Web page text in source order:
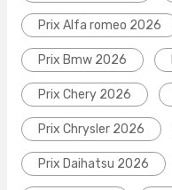
Prix Alfa romeo 2026
Prix Bmw 2026
Prix Chery 2026
Prix Chrysler 2026
Prix Daihatsu 2026